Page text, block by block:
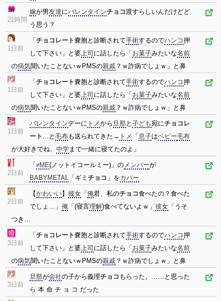
21時間
嫁が男友達にバレンタインチョコ渡すらしいんだけどど
う思う？
1日前
「 チョコレート嚢胞と診断されて手術するのでハンコ押
して下さい」と婆上司 に話したら「 お菓子みたいな名前
の病気聞いたことないｗPMSの親戚 ？ｗ詐病でしょｗ」と鼻
1日前
「 チョコレート嚢胞と診断されて手術するのでハンコ押
して下さい」と婆上司 に話したら「 お菓子みたいな名前
の病気聞いたことないｗPMSの親戚 ？ｗ詐病でしょｗ」と鼻
1日前
バレンタインデーに トメから旦那 と 子ども宛にチョコレ
ート …と 毛布も送られてきた→ トメ 「 息子はベビー毛布
が大好きでね、 中学まで一緒に寝てたのよ」
2日前
「 ≠ME(ノットイコールミー)」のメンバーが
BABYMETAL 「ギミ チョコ 」をカバー
2日前
【かわいい】 彼女 「 俺君、私のチョコ食べたの？食べた
でしょ…」 俺 「(寝言理解)食べてないよｗ」 彼女 「うそ
つき…
3日前
「 チョコレート嚢胞と診断されて手術するのでハンコ押
して下さい」と婆上司 に話したら「 お菓子みたいな名前
の病気聞いたことないｗPMSの親戚 ？ｗ詐病でしょｗ」と鼻
3日前
旦那が会社の子から義理チョコ もらった。……と思った
ら 本 命 チ ョ コ だった